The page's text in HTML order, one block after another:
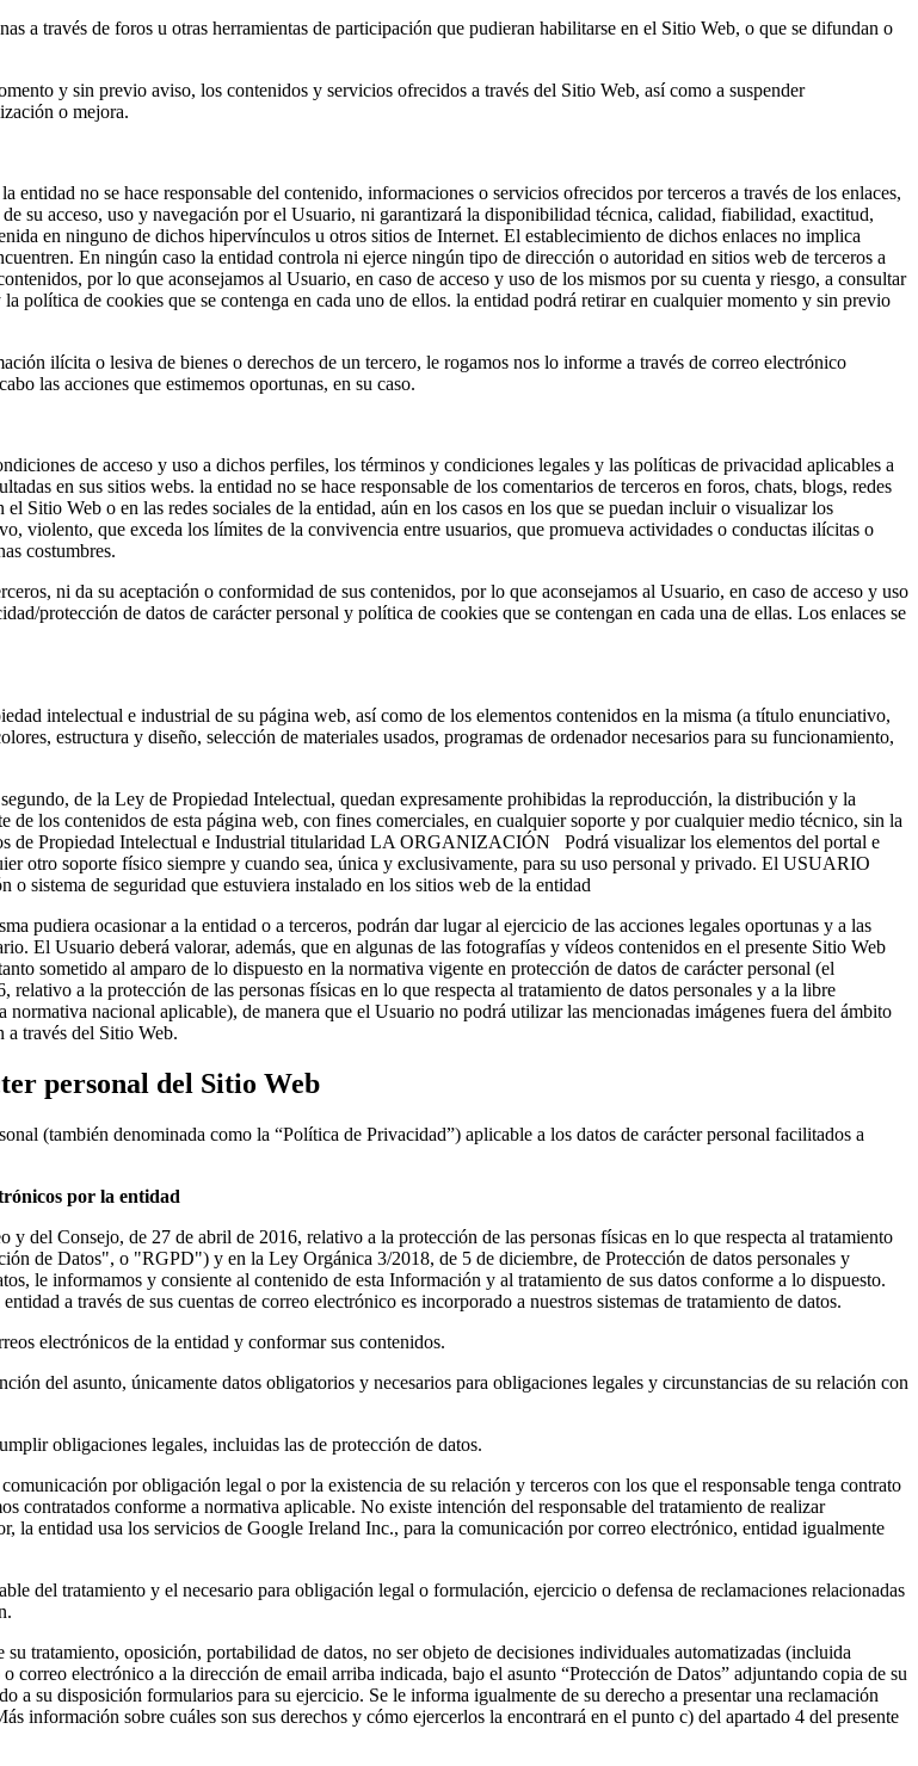
a través de foros u otras herramientas de participación que pudieran habilitarse en el Sitio Web, o que se difundan o
y sin previo aviso, los contenidos y servicios ofrecidos a través del Sitio Web, así como a suspender
o mejora.
no se hace responsable del contenido, informaciones o servicios ofrecidos por terceros a través de los enlaces,
su acceso, uso y navegación por el Usuario, ni garantizará la disponibilidad técnica, calidad, fiabilidad, exactitud,
en ninguno de dichos hipervínculos u otros sitios de Internet. El establecimiento de dichos enlaces no implica
En ningún caso la entidad controla ni ejerce ningún tipo de dirección o autoridad en sitios web de terceros a
por lo que aconsejamos al Usuario, en caso de acceso y uso de los mismos por su cuenta y riesgo, a consultar
política de cookies que se contenga en cada uno de ellos. la entidad podrá retirar en cualquier momento y sin previo
ilícita o lesiva de bienes o derechos de un tercero, le rogamos nos lo informe a través de correo electrónico
las acciones que estimemos oportunas, en su caso.
de acceso y uso a dichos perfiles, los términos y condiciones legales y las políticas de privacidad aplicables a
en sus sitios webs. la entidad no se hace responsable de los comentarios de terceros en foros, chats, blogs, redes
Sitio Web o en las redes sociales de la entidad, aún en los casos en los que se puedan incluir o visualizar los
violento, que exceda los límites de la convivencia entre usuarios, que promueva actividades o conductas ilícitas o
costumbres.
ni da su aceptación o conformidad de sus contenidos, por lo que aconsejamos al Usuario, en caso de acceso y uso
protección de datos de carácter personal y política de cookies que se contengan en cada una de ellas. Los enlaces se
intelectual e industrial de su página web, así como de los elementos contenidos en la misma (a título enunciativo,
estructura y diseño, selección de materiales usados, programas de ordenador necesarios para su funcionamiento,
de la Ley de Propiedad Intelectual, quedan expresamente prohibidas la reproducción, la distribución y la
los contenidos de esta página web, con fines comerciales, en cualquier soporte y por cualquier medio técnico, sin la
Propiedad Intelectual e Industrial titularidad LA ORGANIZACIÓN Podrá visualizar los elementos del portal e
otro soporte físico siempre y cuando sea, única y exclusivamente, para su uso personal y privado. El USUARIO
sistema de seguridad que estuviera instalado en los sitios web de la entidad
pudiera ocasionar a la entidad o a terceros, podrán dar lugar al ejercicio de las acciones legales oportunas y a las
El Usuario deberá valorar, además, que en algunas de las fotografías y vídeos contenidos en el presente Sitio Web
sometido al amparo de lo dispuesto en la normativa vigente en protección de datos de carácter personal (el
a la protección de las personas físicas en lo que respecta al tratamiento de datos personales y a la libre
nacional aplicable), de manera que el Usuario no podrá utilizar las mencionadas imágenes fuera del ámbito
a través del Sitio Web.
personal del Sitio Web
(también denominada como la “Política de Privacidad”) aplicable a los datos de carácter personal facilitados a
por la entidad
del Consejo, de 27 de abril de 2016, relativo a la protección de las personas físicas en lo que respecta al tratamiento
de Datos", o "RGPD") y en la Ley Orgánica 3/2018, de 5 de diciembre, de Protección de datos personales y
le informamos y consiente al contenido de esta Información y al tratamiento de sus datos conforme a lo dispuesto.
a través de sus cuentas de correo electrónico es incorporado a nuestros sistemas de tratamiento de datos.
electrónicos de la entidad y conformar sus contenidos.
del asunto, únicamente datos obligatorios y necesarios para obligaciones legales y circunstancias de su relación con
obligaciones legales, incluidas las de protección de datos.
por obligación legal o por la existencia de su relación y terceros con los que el responsable tenga contrato
contratados conforme a normativa aplicable. No existe intención del responsable del tratamiento de realizar
la entidad usa los servicios de Google Ireland Inc., para la comunicación por correo electrónico, entidad igualmente
del tratamiento y el necesario para obligación legal o formulación, ejercicio o defensa de reclamaciones relacionadas
tratamiento, oposición, portabilidad de datos, no ser objeto de decisiones individuales automatizadas (incluida
electrónico a la dirección de email arriba indicada, bajo el asunto “Protección de Datos” adjuntando copia de su
su disposición formularios para su ejercicio. Se le informa igualmente de su derecho a presentar una reclamación
información sobre cuáles son sus derechos y cómo ejercerlos la encontrará en el punto c) del apartado 4 del presente